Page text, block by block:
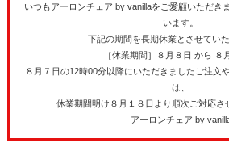
いつもアーロンチェア by vanillaをご愛顧いただき
います。
下記の期間を長期休業とさせていた
［休業期間］８月８日 から ８
８月７日の12時00分以降にいただきましたご注文
は、
休業期間明け８月１８日より順次ご対応さ
アーロンチェア by